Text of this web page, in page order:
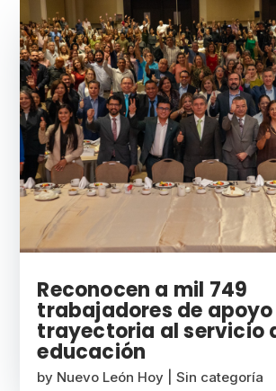
Reconocen a mil 749
trabajadores de apoyo
trayectoria al servicio
educación
by Nuevo León Hoy |Sin categoría